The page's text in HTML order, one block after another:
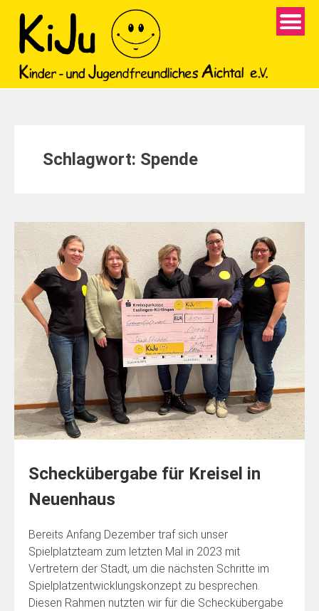
Schlagwort: Spende
Scheckübergabe für Kreisel in
Neuenhaus
Bereits Anfang Dezember traf sich unser
Spielplatzteam zum letzten Mal in 2023 mit
Vertretern der Stadt, um die nächsten Schritte im
Spielplatzentwicklungskonzept zu besprechen.
Diesen Rahmen nutzten wir für die Scheckübergabe